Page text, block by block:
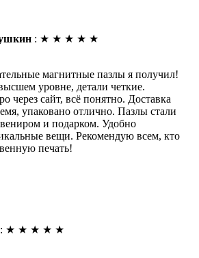
: ★ ★ ★ ★ ★
магнитные пазлы я получил!
уровне, детали четкие.
через сайт, всё понятно. Доставка
упаковано отлично. Пазлы стали
и подарком. Удобно
вещи. Рекомендую всем, кто
печать!
: ★ ★ ★ ★ ★